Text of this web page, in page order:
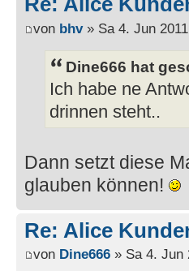
von bhv» Sa 4. Jun
Dine666 hat
Ich habe ne
drinnen steht..
Dann setzt diese
glauben können!
Re: Alice
von Dine666 » Sa 4. Jun